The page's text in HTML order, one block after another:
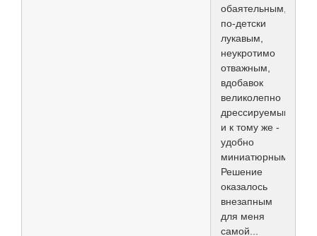
обаятельным,
по-детски
лукавым,
неукротимо
отважным,
вдобавок
великолепно
дрессируемым
и к тому же -
удобно
миниатюрным?
Решение
оказалось
внезапным
для меня
самой...